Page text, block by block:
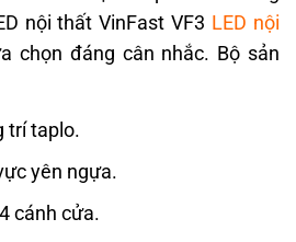
nội thất VinFast VF3 LED nội
chọn đáng cân nhắc. Bộ sản
trí taplo.
yên ngựa.
cánh cửa.